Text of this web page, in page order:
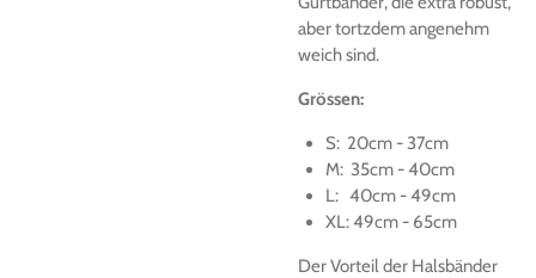
aber tortzdem angenehm
weich sind.
Grössen:
S: 20cm - 37cm
M: 35cm - 40cm
L: 40cm - 49cm
XL: 49cm - 65cm
Der Vorteil der Halsbänder